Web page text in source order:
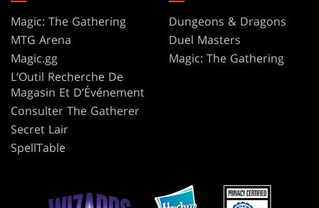
Magic: The Gathering
MTG Arena
Magic.gg
L’Outil Recherche De
Magasin Et D’Événement
Consulter The Gatherer
Secret Lair
SpellTable
Dungeons & Dragons
Duel Masters
Magic: The Gathering